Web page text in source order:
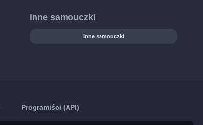
Inne samouczki
Inne samouczki
Programiści (API)